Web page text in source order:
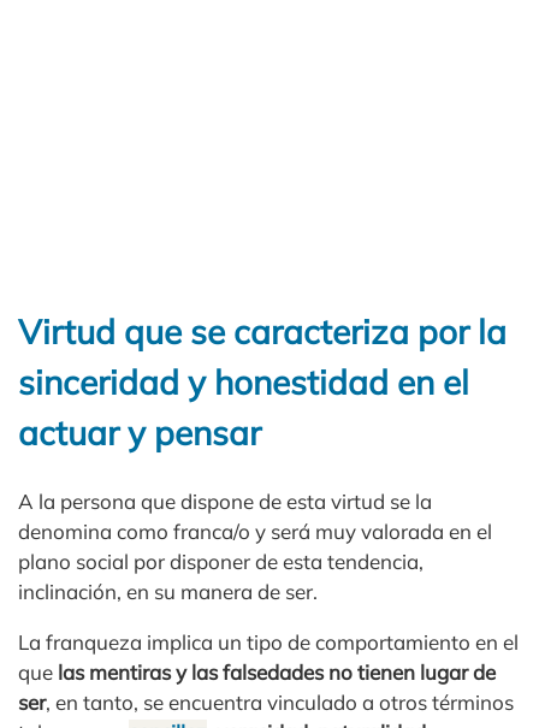
Virtud que se caracteriza por la
sinceridad y honestidad en el
actuar y pensar
A la persona que dispone de esta virtud se la
denomina como franca/o y será muy valorada en el
plano social por disponer de esta tendencia,
inclinación, en su manera de ser.
La franqueza implica un tipo de comportamiento en el
que las mentiras y las falsedades no tienen lugar de
ser, en tanto, se encuentra vinculado a otros términos